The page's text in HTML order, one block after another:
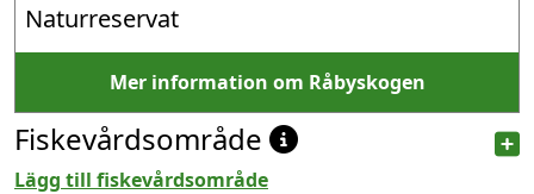
Naturreservat
Mer information om Råbyskogen
Fiskevårdsområde
Lägg till fiskevårdsområde